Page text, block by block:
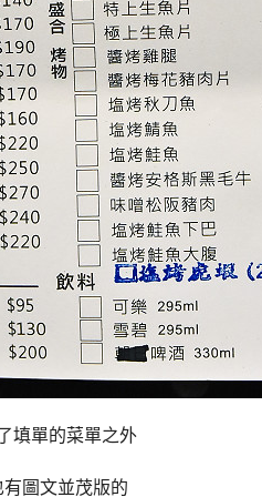
填單的菜單之外
有圖文並茂版的